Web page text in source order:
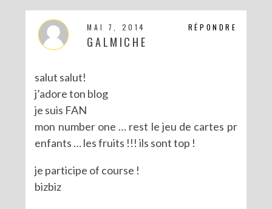
RÉPONDRE
MAI 7, 2014
GALMICHE
salut salut!
j’adore ton blog
je suis FAN
mon number one … rest le jeu de cartes pr
enfants … les fruits !!! ils sont top !
je participe of course !
bizbiz